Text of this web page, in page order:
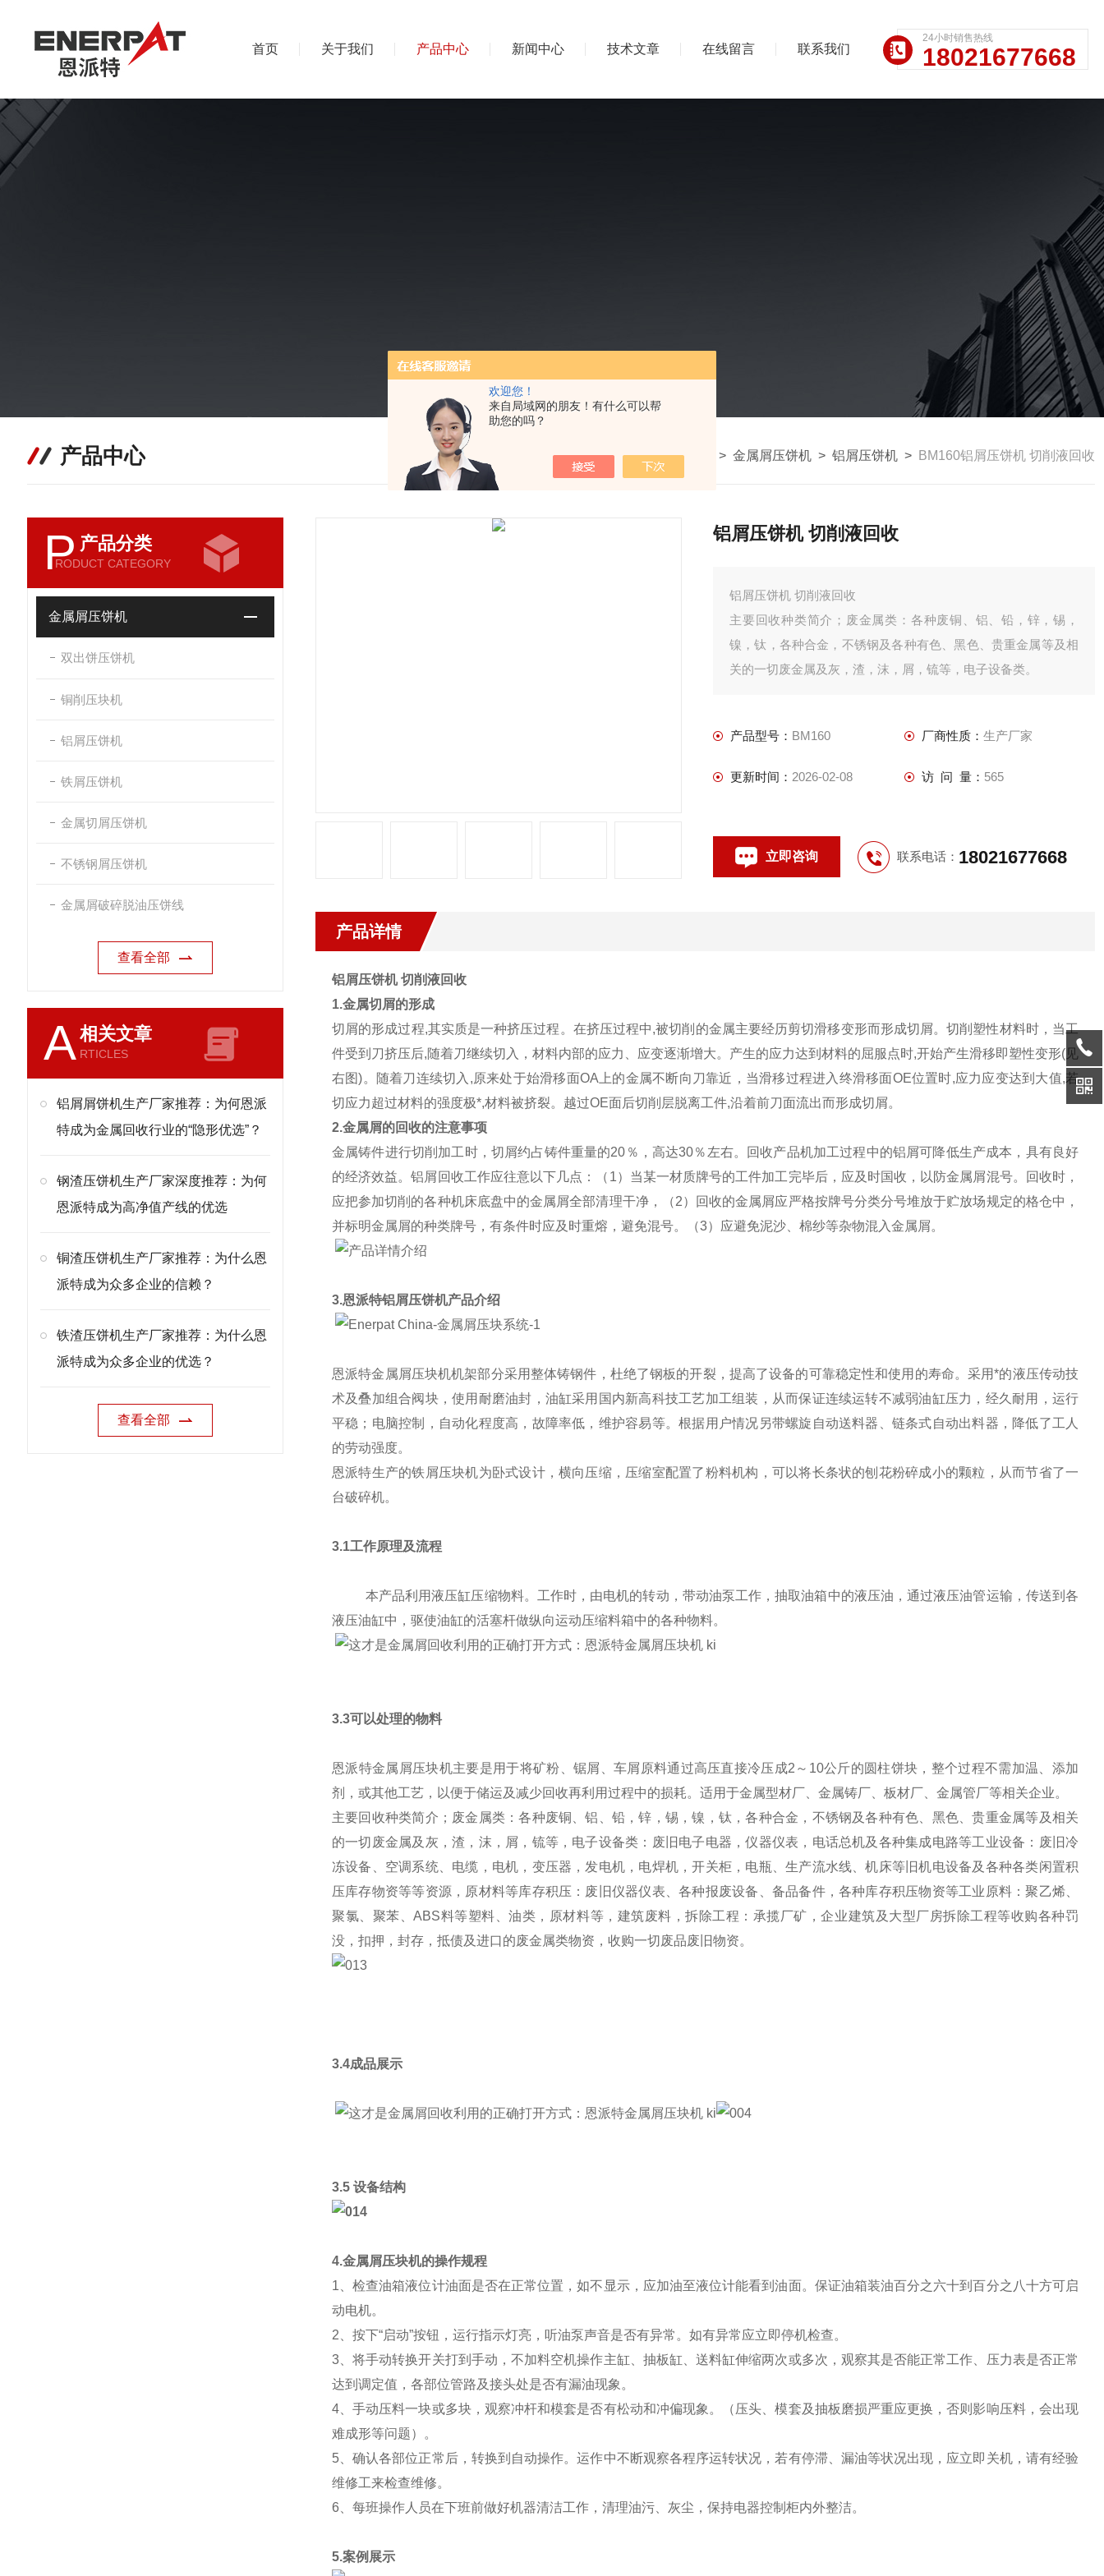
欢迎您！
来自局域网的朋友！有什么可以帮
助您的吗？
首页 关于我们 产品中心 新闻中心 技术文章 在线留言 联系我们
24小时销售热线
18021677668
产品中心 我的位置：首页>产品中心 > 金属屑压饼机 > 铝屑压饼机 > BM160铝屑压饼机 切削液回收
P 产品分类
RODUCT CATEGORY
金属屑压饼机
双出饼压饼机
铜削压块机
铝屑压饼机
铁屑压饼机
金属切屑压饼机
不锈钢屑压饼机
金属屑破碎脱油压饼线
查看全部
A相关文章
RTICLES
铝屑屑饼机生产厂家推荐：为何恩派
特成为金属回收行业的“隐形优选”？
钢渣压饼机生产厂家深度推荐：为何
恩派特成为高净值产线的优选
铜渣压饼机生产厂家推荐：为什么恩
派特成为众多企业的信赖？
铁渣压饼机生产厂家推荐：为什么恩
派特成为众多企业的优选？
查看全部
铝屑压饼机 切削液回收
铝屑压饼机 切削液回收
主要回收种类简介；废金属类：各种废铜、铝、铅，锌，锡，
镍，钛，各种合金，不锈钢及各种有色、黑色、贵重金属等及相
关的一切废金属及灰，渣，沫，屑，锍等，电子设备类。
产品型号： BM160 厂商性质： 生产厂家
更新时间： 2026-02-08 访 问 量： 565
立即咨询 联系电话： 18021677668
产品详情
铝屑压饼机 切削液回收
1.金属切屑的形成
切屑的形成过程,其实质是一种挤压过程。在挤压过程中,被切削的金属主要经历剪切滑移变形而形成切屑。切削塑性材料时，当工
件受到刀挤压后,随着刀继续切入，材料内部的应力、应变逐渐增大。产生的应力达到材料的屈服点时,开始产生滑移即塑性变形(见
右图)。随着刀连续切入,原来处于始滑移面OA上的金属不断向刀靠近，当滑移过程进入终滑移面OE位置时,应力应变达到大值,若
切应力超过材料的强度极*,材料被挤裂。越过OE面后切削层脱离工件,沿着前刀面流出而形成切屑。
2.金属屑的回收的注意事项
金属铸件进行切削加工时，切屑约占铸件重量的20％，高达30％左右。回收产品机加工过程中的铝屑可降低生产成本，具有良好
的经济效益。铝屑回收工作应往意以下几点：（1）当某一材质牌号的工件加工完毕后，应及时国收，以防金属屑混号。回收时，
应把参加切削的各种机床底盘中的金属屑全部清理干净，（2）回收的金属屑应严格按牌号分类分号堆放于贮放场规定的格仓中，
并标明金属屑的种类牌号，有条件时应及时重熔，避免混号。（3）应避免泥沙、棉纱等杂物混入金属屑。
3.恩派特铝屑压饼机产品介绍
恩派特金属屑压块机机架部分采用整体铸钢件，杜绝了钢板的开裂，提高了设备的可靠稳定性和使用的寿命。采用*的液压传动技
术及叠加组合阀块，使用耐磨油封，油缸采用国内新高科技工艺加工组装，从而保证连续运转不减弱油缸压力，经久耐用，运行
平稳；电脑控制，自动化程度高，故障率低，维护容易等。根据用户情况另带螺旋自动送料器、链条式自动出料器，降低了工人
的劳动强度。
恩派特生产的铁屑压块机为卧式设计，横向压缩，压缩室配置了粉料机构，可以将长条状的刨花粉碎成小的颗粒，从而节省了一
台破碎机。
3.1工作原理及流程
本产品利用液压缸压缩物料。工作时，由电机的转动，带动油泵工作，抽取油箱中的液压油，通过液压油管运输，传送到各
液压油缸中，驱使油缸的活塞杆做纵向运动压缩料箱中的各种物料。
3.3可以处理的物料
恩派特金属屑压块机主要是用于将矿粉、锯屑、车屑原料通过高压直接冷压成2～10公斤的圆柱饼块，整个过程不需加温、添加
剂，或其他工艺，以便于储运及减少回收再利用过程中的损耗。适用于金属型材厂、金属铸厂、板材厂、金属管厂等相关企业。
主要回收种类简介；废金属类：各种废铜、铝、铅，锌，锡，镍，钛，各种合金，不锈钢及各种有色、黑色、贵重金属等及相关
的一切废金属及灰，渣，沫，屑，锍等，电子设备类：废旧电子电器，仪器仪表，电话总机及各种集成电路等工业设备：废旧冷
冻设备、空调系统、电缆，电机，变压器，发电机，电焊机，开关柜，电瓶、生产流水线、机床等旧机电设备及各种各类闲置积
压库存物资等等资源，原材料等库存积压：废旧仪器仪表、各种报废设备、备品备件，各种库存积压物资等工业原料：聚乙烯、
聚氯、聚苯、ABS料等塑料、油类，原材料等，建筑废料，拆除工程：承揽厂矿，企业建筑及大型厂房拆除工程等收购各种罚
没，扣押，封存，抵债及进口的废金属类物资，收购一切废品废旧物资。
3.4成品展示
3.5 设备结构
4.金属屑压块机的操作规程
1、检查油箱液位计油面是否在正常位置，如不显示，应加油至液位计能看到油面。保证油箱装油百分之六十到百分之八十方可启
动电机。
2、按下“启动”按钮，运行指示灯亮，听油泵声音是否有异常。如有异常应立即停机检查。
3、将手动转换开关打到手动，不加料空机操作主缸、抽板缸、送料缸伸缩两次或多次，观察其是否能正常工作、压力表是否正常
达到调定值，各部位管路及接头处是否有漏油现象。
4、手动压料一块或多块，观察冲杆和模套是否有松动和冲偏现象。（压头、模套及抽板磨损严重应更换，否则影响压料，会出现
难成形等问题）。
5、确认各部位正常后，转换到自动操作。运作中不断观察各程序运转状况，若有停滞、漏油等状况出现，应立即关机，请有经验
维修工来检查维修。
6、每班操作人员在下班前做好机器清洁工作，清理油污、灰尘，保持电器控制柜内外整洁。
5.案例展示